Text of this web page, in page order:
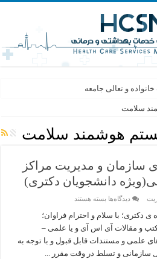
و تعالی جامعه
هوشمند سلامت
سازمان و مدیریت مراکز
دانشجویان دکتری)
دیدگاه‌ها برای
سمینارهای
سازمان
و
مدیریت
مراکز
بهداشتی
بسته هستند
دکتری؛ با سلام و احترام فراوان؛
و مقالات آی اس آی و یا علمی –
گزارش های علمی و مستندات قابل قبول و با توجه به
سازمانی و تسلط در وقت مقرر ...